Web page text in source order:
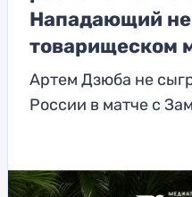
Нападающий не
товарищеском
Артем Дзюба не
России в матче с